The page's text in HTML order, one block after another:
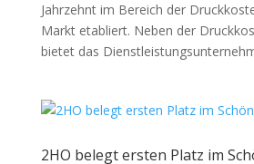
Jahrzehnt im Bereich der
Markt etabliert. Neben der
bietet das
2HO belegt ersten Platz im